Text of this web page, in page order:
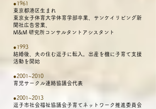
●1961
東京都港区生まれ
東京女子体育大学体育学部卒業、サンケイリビング新
聞社広告営業、
M&M 研究所コンサルタントアシスタント
●1993
結婚後、夫の住む逗子に転入。出産を機に子育て支援
活動を開始
●2001~2010
育児サークル連絡協議会代表
●2001~2013
​逗子市社会福祉協議会子育てネットワーク推進委員会